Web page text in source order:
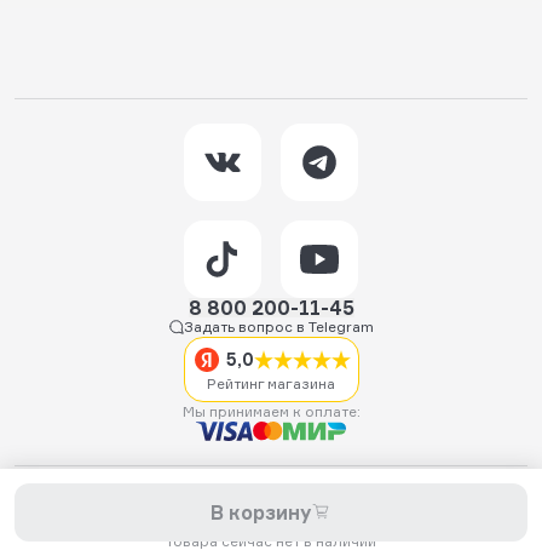
В корзину
Товара сейчас нет в наличии
8 800 200-11-45
Задать вопрос в Telegram
5,0
Рейтинг магазина
Мы принимаем к оплате:
самокатов, запчастей для самокатов, аксессуаров, экипировки,
одежды и обуви.